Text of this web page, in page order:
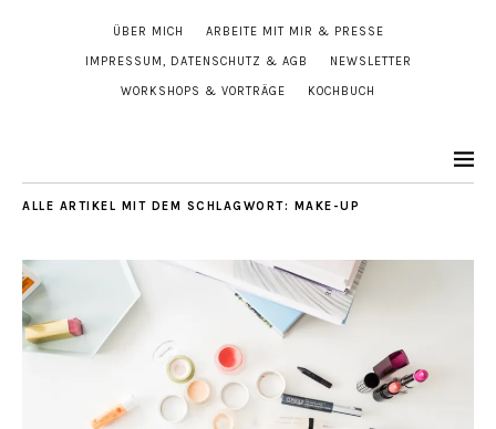
ÜBER MICH ARBEITE MIT MIR & PRESSE
IMPRESSUM, DATENSCHUTZ & AGB NEWSLETTER
WORKSHOPS & VORTRÄGE KOCHBUCH
ALLE ARTIKEL MIT DEM SCHLAGWORT: MAKE-UP